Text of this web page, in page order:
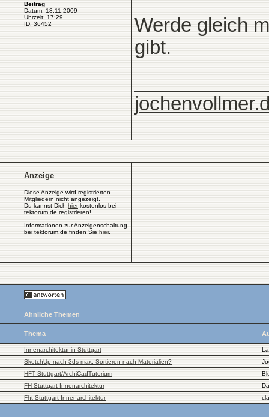
Beitrag
Datum: 18.11.2009
Uhrzeit: 17:29
ID: 36452
Werde gleich
gibt.
Anzeige
Diese Anzeige wird registrierten
Mitgliedern nicht angezeigt.
Du kannst Dich hierkostenlos bei
tektorum.de registrieren!
Informationen zur Anzeigenschaltung
bei tektorum.de finden Sie hier.
Ähnliche Themen
Thema
Innenarchitektur in Stuttgart
SketchUp nach 3ds max: Sortieren nach Materialien?
HFT Stuttgart/ArchiCadTutorium
FH Stuttgart Innenarchitektur
Fht Stuttgart Innenarchitektur